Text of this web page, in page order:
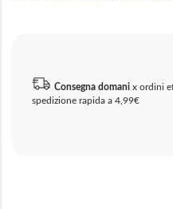
Consegna domani x ordini
spedizione rapida a 4,99€